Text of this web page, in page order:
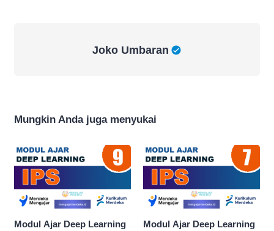
Joko Umbaran
Mungkin Anda juga menyukai
Modul Ajar Deep Learning
Modul Ajar Deep Learning